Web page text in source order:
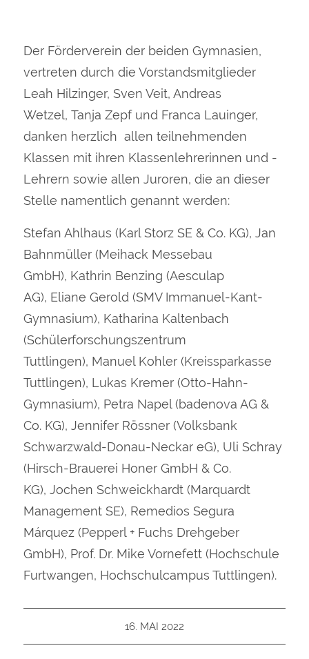
Der Förderverein der beiden Gymnasien,
vertreten durch die Vorstandsmitglieder
Leah Hilzinger, Sven Veit, Andreas
Wetzel, Tanja Zepf und Franca Lauinger,
danken herzlich allen teilnehmenden
Klassen mit ihren Klassenlehrerinnen und -
Lehrern sowie allen Juroren, die an dieser
Stelle namentlich genannt werden:
Stefan Ahlhaus (Karl Storz SE & Co. KG), Jan
Bahnmüller (Meihack Messebau
GmbH), Kathrin Benzing (Aesculap
AG), Eliane Gerold (SMV Immanuel-Kant-
Gymnasium), Katharina Kaltenbach
(Schülerforschungszentrum
Tuttlingen), Manuel Kohler (Kreissparkasse
Tuttlingen), Lukas Kremer (Otto-Hahn-
Gymnasium), Petra Napel (badenova AG &
Co. KG), Jennifer Rössner (Volksbank
Schwarzwald-Donau-Neckar eG), Uli Schray
(Hirsch-Brauerei Honer GmbH & Co.
KG), Jochen Schweickhardt (Marquardt
Management SE), Remedios Segura
Márquez (Pepperl + Fuchs Drehgeber
GmbH), Prof. Dr. Mike Vornefett (Hochschule
Furtwangen, Hochschulcampus Tuttlingen).
16. MAI 2022